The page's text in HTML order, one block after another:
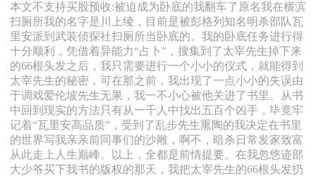
本文不支持买股预收:被迫成为卧底的我翻车了原名我在横滨
扫厕所我的名字是川上绫，目前是被彭格列知名明杀部队瓦
里安派到武装侦探社扫厕所当卧底的。我的卧底任务进行得
十分顺利，凭借着异能力“占卜”，搜集到了太宰先生掉下来
的66根头发之后，我只需要进行一个小小的仪式，就能得到
太宰先生的秘密，可在那之前，我出现了一点小小的失误由
于调戏爱伦坡先生无果，我一不小心被他关进了书里。从书
中回到现实的方法只有从一千人中找出五百个凶手，毕竟牢
记着“瓦里安高品质”，受到了乱步先生熏陶的我决定在书里
的世界写我亲亲前同事们的沙雕，啊不，暗杀日常发家致富
从此走上人生巅峰。以上，全都是前情提要。在我忽悠迹部
大少爷买下我书的版权的那天，我把太宰先生的66根头发扔